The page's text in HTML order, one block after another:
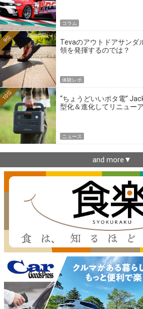
コラム
Tevaのアウトドアサンダ
領を発揮するのでは？
9位
体験レポ
“ちょうどいいポタ電”
型化＆進化してリニュー
10位
ニュース
and more▼